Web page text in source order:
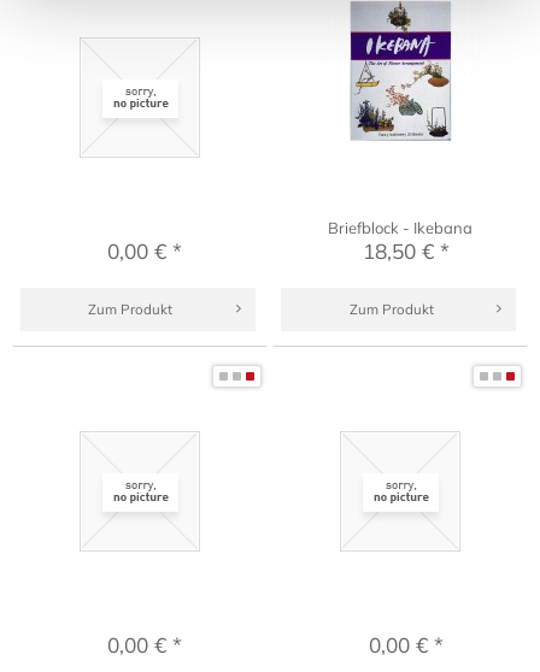
0,00 € *
Zum Produkt
Briefblock - Ikebana
18,50 € *
Zum Produkt
0,00 € * 0,00 € *